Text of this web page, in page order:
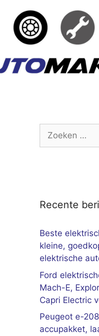
Zoek
Recente
Beste
kleine,
elektrische
Ford
Mach-E,
Capri Electric
Peugeot e-
accupakket,